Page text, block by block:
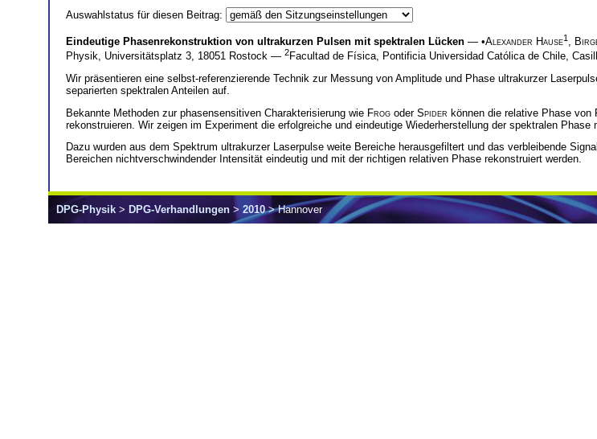
Auswahlstatus für diesen Beitrag:
Eindeutige Phasenrekonstruktion von ultrakurzen Pulsen mit spektralen Lücken — •Alexander Hause1
Physik, Universitätsplatz 3, 18051 Rostock — 2Facultad de Física, Pontificia Universidad Católica de Chile,
Wir präsentieren eine selbst-referenzierende Technik zur Messung von Amplitude und Phase ultrakurzer
separierten spektralen Anteilen auf.
Bekannte Methoden zur phasensensitiven Charakterisierung wie Frog oder Spider können die relative Phase von
rekonstruieren. Wir zeigen im Experiment die erfolgreiche und eindeutige Wiederherstellung der spektralen Phase
Dazu wurden aus dem Spektrum ultrakurzer Laserpulse weite Bereiche herausgefiltert und das verbleibende
Bereichen nichtverschwindender Intensität eindeutig und mit der richtigen relativen Phase rekonstruiert werden.
DPG-Physik > DPG-Verhandlungen > 2010> Hannover